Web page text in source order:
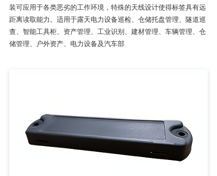
装可应用于各类恶劣的工作环境，特殊的天线设计使得标签具有远
距离读取能力。适用于露天电力设备巡检、仓储托盘管理、隧道巡
查、智能工具柜、资产管理、工业识别、建材管理、车辆管理、仓
储管理、户外资产、电力设备及汽车部